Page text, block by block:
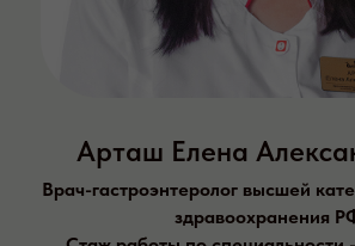
Арташ Елена
Врач-гастроэнтеролог высшей
здравоохранения